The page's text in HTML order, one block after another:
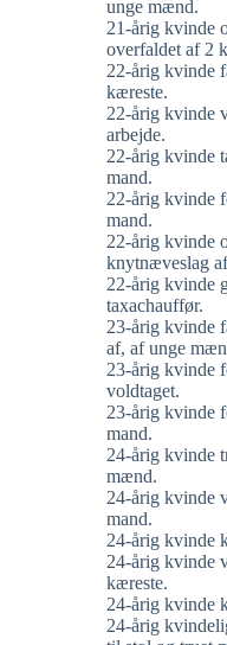
unge mænd.
21-årig kvinde
overfaldet af 2
22-årig kvinde
kæreste.
22-årig kvinde
arbejde.
22-årig kvinde
mand.
22-årig kvinde
mand.
22-årig kvinde
knytnæveslag
22-årig kvinde
taxachauffør.
23-årig kvinde
af, af unge
23-årig kvinde
voldtaget.
23-årig kvinde
mand.
24-årig kvinde
mænd.
24-årig kvinde
mand.
24-årig kvinde
24-årig kvinde
kæreste.
24-årig kvinde
24-årig